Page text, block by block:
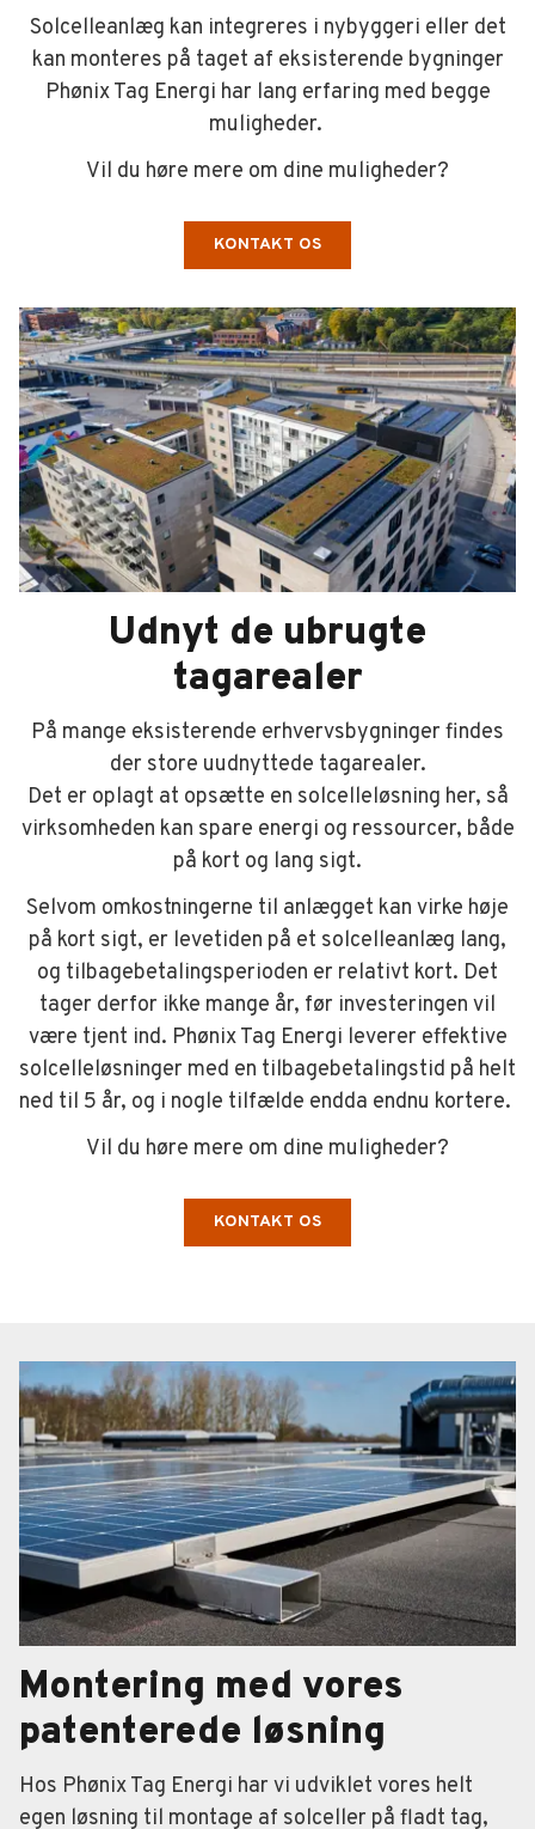
Solcelleanlæg kan integreres i nybyggeri eller det
kan monteres på taget af eksisterende bygninger
Phønix Tag Energi har lang erfaring med begge
muligheder.
Vil du høre mere om dine muligheder?
KONTAKT OS
Udnyt de ubrugte
tagarealer
På mange eksisterende erhvervsbygninger findes
der store uudnyttede tagarealer.
Det er oplagt at opsætte en solcelleløsning her, så
virksomheden kan spare energi og ressourcer, både
på kort og lang sigt.
Selvom omkostningerne til anlægget kan virke høje
på kort sigt, er levetiden på et solcelleanlæg lang,
og tilbagebetalingsperioden er relativt kort. Det
tager derfor ikke mange år, før investeringen vil
være tjent ind. Phønix Tag Energi leverer effektive
solcelleløsninger med en tilbagebetalingstid på helt
ned til 5 år, og i nogle tilfælde endda endnu kortere.
Vil du høre mere om dine muligheder?
KONTAKT OS
Montering med vores
patenterede løsning
Hos Phønix Tag Energi har vi udviklet vores helt
egen løsning til montage af solceller på fladt tag,